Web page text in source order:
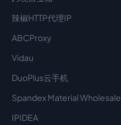
辣椒HTTP代理IP
ABCProxy
Vidau
DuoPlus云手机
Spandex Material Wholesale​
IPIDEA